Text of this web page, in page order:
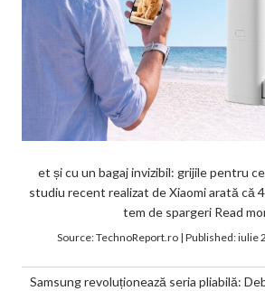
et și cu un bagaj invizibil: grijile pentru
studiu recent realizat de Xiaomi arată că
tem de spargeri Read
Source:TechnoReport.ro| Published:iulie
Samsung revoluționează seria pliabilă: